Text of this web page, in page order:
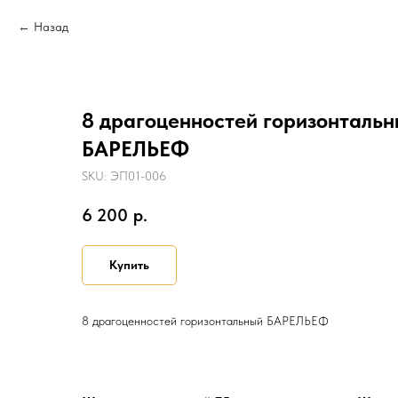
Назад
8 драгоценностей
БАРЕЛЬЕФ
SKU: ЭП01-006
6 200 р.
Купить
8 драгоценностей горизонтальный БАРЕЛЬЕФ